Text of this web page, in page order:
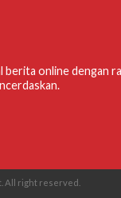
berita online dengan
All right reserved.